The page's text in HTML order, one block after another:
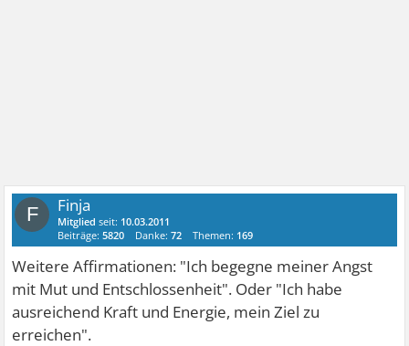
F Finja
Mitglied seit: 10.03.2011
Beiträge:5820 Danke:72 Themen: 169
Weitere Affirmationen: "Ich begegne meiner Angst
mit Mut und Entschlossenheit". Oder "Ich habe
ausreichend Kraft und Energie, mein Ziel zu
erreichen".